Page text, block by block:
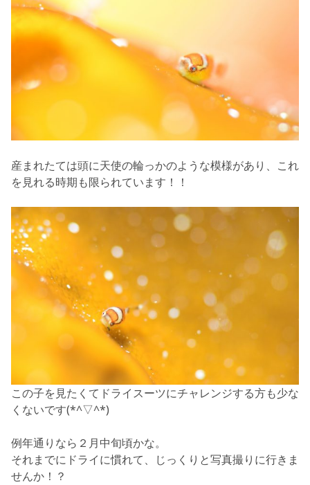
産まれたては頭に天使の輪っかのような模様があり、これ
を見れる時期も限られています！！
この子を見たくてドライスーツにチャレンジする方も少な
くないです(*^▽^*)
例年通りなら２月中旬頃かな。
それまでにドライに慣れて、じっくりと写真撮りに行きま
せんか！？